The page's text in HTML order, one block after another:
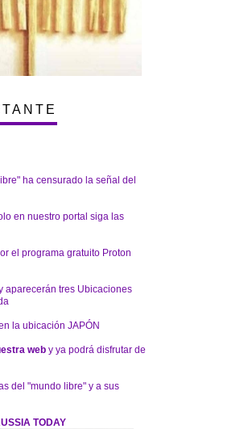
ha censurado la señal del
en nuestro portal siga las
el programa gratuito Proton
aparecerán tres Ubicaciones
la ubicación JAPÓN
web y ya podrá disfrutar de
del "mundo libre" y a sus
TODAY